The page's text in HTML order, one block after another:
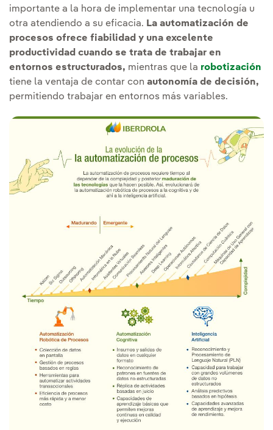
importante a la hora de implementar una tecnología u
otra atendiendo a su eficacia. La automatización de
procesos ofrece fiabilidad y una excelente
productividad cuando se trata de trabajar en
entornos estructurados, mientras que la robotización
tiene la ventaja de contar con autonomía de decisión,
permitiendo trabajar en entornos más variables.